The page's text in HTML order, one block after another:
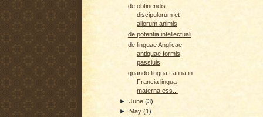
de obtinendis
discipulorum et
aliorum animis
de potentia intellectuali
de linguae Anglicae
antiquae formis
passiuis
quando lingua Latina in
Francia lingua
materna ess...
►June(3)
► May(1)